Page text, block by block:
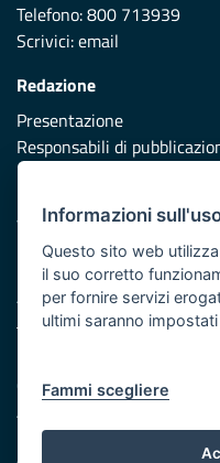
Telefono: 800 713939
Scrivici:email
Redazione
Presentazione
Responsabili di
Vai al sito di Protezione
Iniziativa finanziata con
Asse XI
Cookie e privacy
Atti di notifica
Feed RSS
Informazioni
Questo sito web
il suo corretto
per fornire servizi
ultimi saranno
Fammi scegliere